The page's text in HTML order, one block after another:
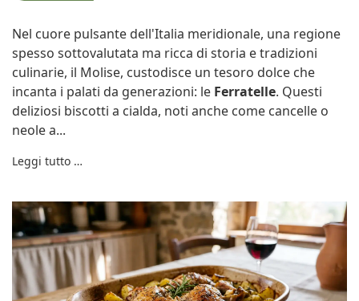
Nel cuore pulsante dell'Italia meridionale, una regione
spesso sottovalutata ma ricca di storia e tradizioni
culinarie, il Molise, custodisce un tesoro dolce che
incanta i palati da generazioni: le Ferratelle. Questi
deliziosi biscotti a cialda, noti anche come cancelle o
neole a...
Leggi tutto …